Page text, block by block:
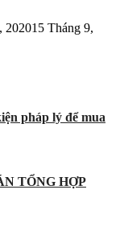
202015 Tháng 9,
pháp lý để mua
TỔNG HỢP